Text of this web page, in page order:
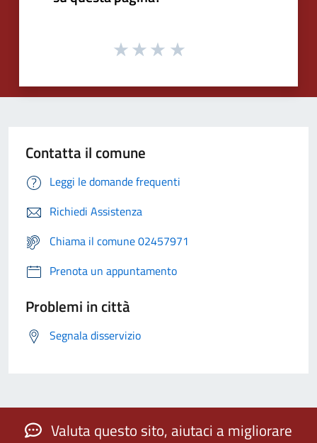
Contatta il comune
Leggi le domande frequenti
Richiedi Assistenza
Chiama il comune 02457971
Prenota un appuntamento
Problemi in città
Segnala disservizio
Valuta questo sito, aiutaci a migliorare